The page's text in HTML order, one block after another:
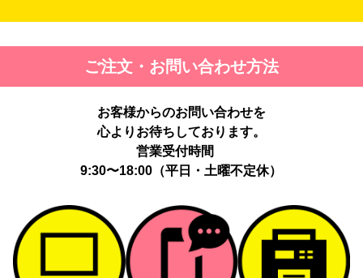
４. 個人情報を第三者に提供することが予定される場合の事項
第三者に提供する目的：パーソナライズ広告配信および効果測定・
最適化のため。
提供する個人情報の項目：Cookie 等の識別子、広告 ID、閲覧・行
動履歴、IP、ブラウザ・端末情報、（同意時）メールアドレス等の
提供の手段又は方法：当社ウェブサイトのタグ・SDK・API 等に
よる安全な電送、又は管理コンソールからの連携。
提供先：広告配信事業者（例：Google LLC等）。
個人情報の取り扱いに関する契約：提供先と個人情報取扱い契約
す。
お客様の個人情報は、以下掲げる場合以外に、事前にご本人の同意
無く第三者に提供することはありません。
ご注文・お問い合わせ方法
お客様からのお問い合わせを
心よりお待ちしております。
営業受付時間
9:30〜18:00（平日・土曜不定休）